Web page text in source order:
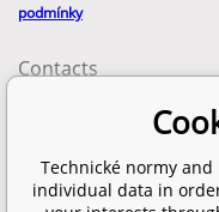
podmínky
Contacts
info@technickenormy.cz
obchod@technickenormy.cz
Telefon:
+420 377 387 684
Technické normy
individual data in